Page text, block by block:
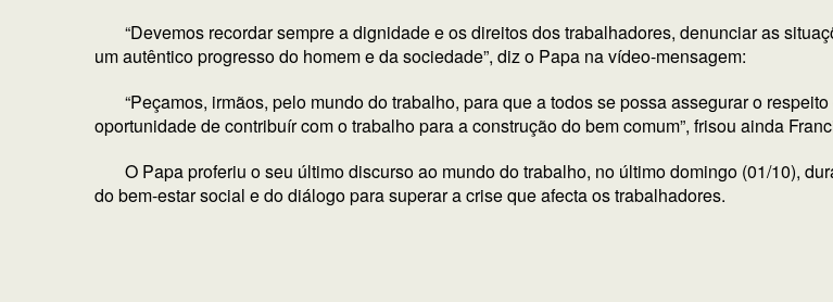
“Devemos recordar sempre a dignidade e os direitos dos trabalhadores, denunciar as
um autêntico progresso do homem e da sociedade”, diz o Papa na vídeo-mensagem:
“Peçamos, irmãos, pelo mundo do trabalho, para que a todos se possa assegurar o
oportunidade de contribuír com o trabalho para a construção do bem comum”, frisou ainda
O Papa proferiu o seu último discurso ao mundo do trabalho, no último domingo (01/10),
do bem-estar social e do diálogo para superar a crise que afecta os trabalhadores.